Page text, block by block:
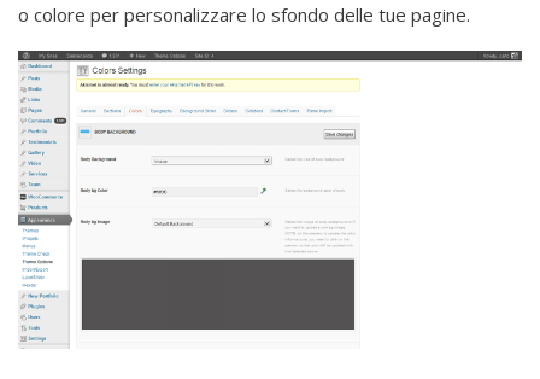
o colore per personalizzare lo sfondo delle tue pagine.